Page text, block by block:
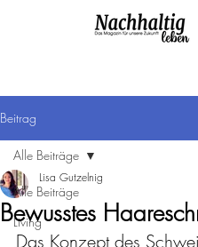
Beitrag
Alle Beiträge
Living
Alle Beiträge
Bewusstes
Lisa Gutzelnig
Das Konzept des